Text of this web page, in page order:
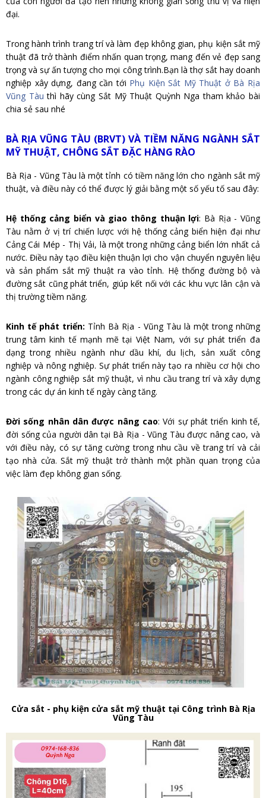
đại.
Trong hành trình trang trí và làm đẹp không gian, phụ kiện sắt mỹ
thuật đã trở thành điểm nhấn quan trọng, mang đến vẻ đẹp sang
trọng và sự ấn tượng cho mọi công trình.Bạn là thợ sắt hay doanh
nghiệp xây dựng, đang cần tới Phụ Kiện Sắt Mỹ Thuật ở Bà Rịa
Vũng Tàu thì hãy cùng Sắt Mỹ Thuật Quỳnh Nga tham khảo bài
chia sẻ sau nhé
BÀ RỊA VŨNG TÀU (BRVT) VÀ TIỀM NĂNG NGÀNH SẮT
MỸ THUẬT, CHÔNG SẮT ĐẶC HÀNG RÀO
Bà Rịa - Vũng Tàu là một tỉnh có tiềm năng lớn cho ngành sắt mỹ
thuật, và điều này có thể được lý giải bằng một số yếu tố sau đây:
Hệ thống cảng biển và giao thông thuận lợi: Bà Rịa - Vũng
Tàu nằm ở vị trí chiến lược với hệ thống cảng biển hiện đại như
Cảng Cái Mép - Thị Vải, là một trong những cảng biển lớn nhất cả
nước. Điều này tạo điều kiện thuận lợi cho vận chuyển nguyên liệu
và sản phẩm sắt mỹ thuật ra vào tỉnh. Hệ thống đường bộ và
đường sắt cũng phát triển, giúp kết nối với các khu vực lân cận và
thị trường tiềm năng.
Kinh tế phát triển: Tỉnh Bà Rịa - Vũng Tàu là một trong những
trung tâm kinh tế mạnh mẽ tại Việt Nam, với sự phát triển đa
dạng trong nhiều ngành như dầu khí, du lịch, sản xuất công
nghiệp và nông nghiệp. Sự phát triển này tạo ra nhiều cơ hội cho
ngành công nghiệp sắt mỹ thuật, vì nhu cầu trang trí và xây dựng
trong các dự án kinh tế ngày càng tăng.
Đời sống nhân dân được nâng cao: Với sự phát triển kinh tế,
đời sống của người dân tại Bà Rịa - Vũng Tàu được nâng cao, và
với điều này, có sự tăng cường trong nhu cầu về trang trí và cải
tạo nhà cửa. Sắt mỹ thuật trở thành một phần quan trọng của
việc làm đẹp không gian sống.
Cửa sắt - phụ kiện cửa sắt mỹ thuật tại Công trình Bà Rịa
Vũng Tàu